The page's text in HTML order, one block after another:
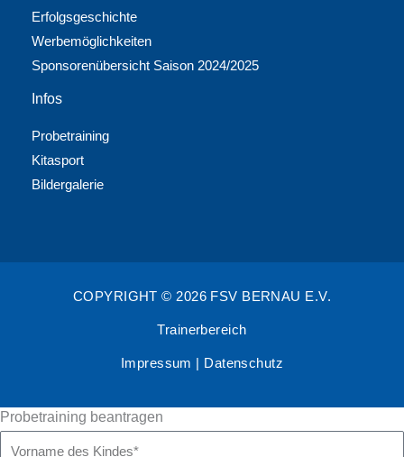
Erfolgsgeschichte
Werbemöglichkeiten
Sponsorenübersicht Saison 2024/2025
Infos
Probetraining
Kitasport
Bildergalerie
COPYRIGHT © 2026 FSV BERNAU E.V.
Trainerbereich
Impressum Datenschutz
Probetraining beantragen
Vorname